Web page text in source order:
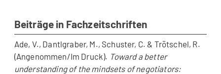
Beiträge in Fachzeitschriften
Ade, V., Dantlgraber, M., Schuster, C. & Trötschel, R.
(Angenommen/Im Druck). Toward a better
understanding of the mindsets of negotiators: